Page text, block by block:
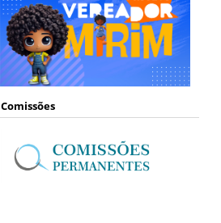
Comissões